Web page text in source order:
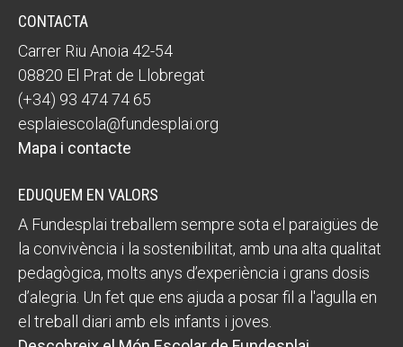
CONTACTA
Carrer Riu Anoia 42-54
08820 El Prat de Llobregat
(+34) 93 474 74 65
esplaiescola@fundesplai.org
Mapa i contacte
EDUQUEM EN VALORS
A Fundesplai treballem sempre sota el paraigües de
la convivència i la sostenibilitat, amb una alta qualitat
pedagògica, molts anys d’experiència i grans dosis
d’alegria. Un fet que ens ajuda a posar fil a l'agulla en
el treball diari amb els infants i joves.